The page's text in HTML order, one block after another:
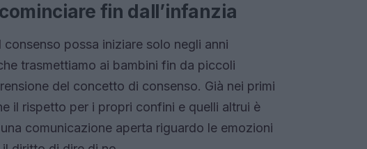
fin dall’infanzia
consenso possa iniziare solo negli anni
trasmettiamo ai bambini fin da piccoli
del concetto di consenso. Già nei primi
il rispetto per i propri confini e quelli altrui è
comunicazione aperta riguardo le emozioni